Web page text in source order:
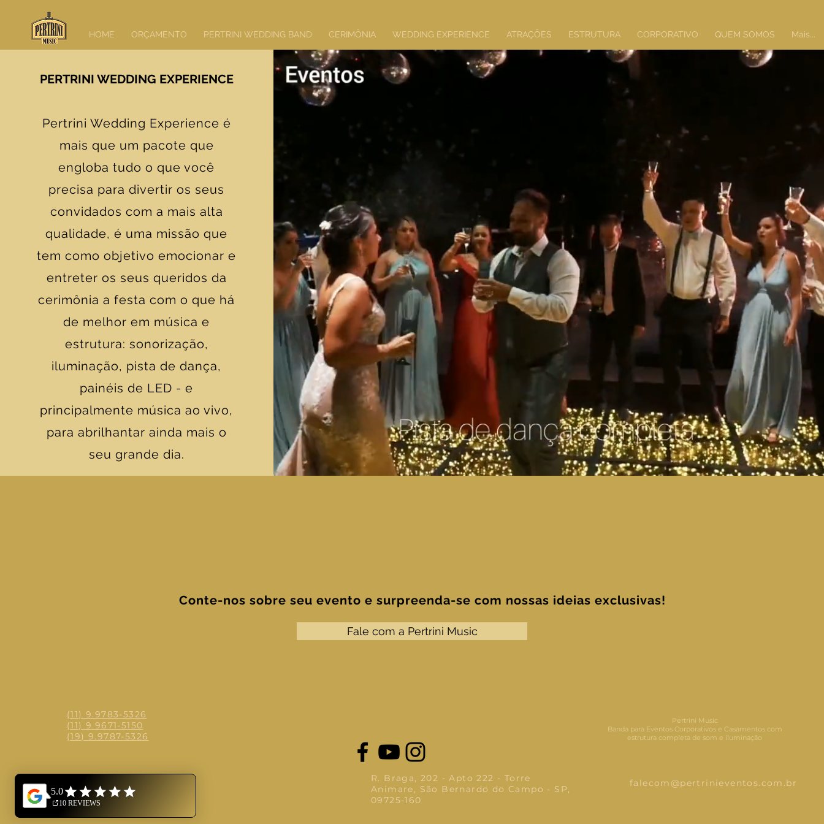
HOME ORÇAMENTO PERTRINI WEDDING BAND CERIMÔNIA WEDDING EXPERIENCE ATRAÇÕES ESTRUTURA CORPORATIVO QUEM SOMOS Mais...
PERTRINI WEDDING EXPERIENCE
Pertrini Wedding Experience é
mais que um pacote que
engloba tudo o que você
precisa para divertir os seus
convidados com a mais alta
qualidade, é uma missão que
tem como objetivo emocionar e
entreter os seus queridos da
cerimônia a festa com o que há
de melhor em música e
estrutura: sonorização,
iluminação, pista de dança,
painéis de LED - e
principalmente música ao vivo,
para abrilhantar ainda mais o
seu grande dia.
Conte-nos sobre seu evento e surpreenda-se com nossas ideias exclusivas!
Fale com a Pertrini Music
(11) 9.9783-5326
(11) 9.9671-5150
(19) 9.9787-5326
R. Braga, 202 - Apto 222 - Torre
Animare, São Bernardo do Campo - SP,
09725-160
Pertrini Music
Banda para Eventos Corporativos e Casamentos com
estrutura completa de som e iluminação
falecom@pertrinieventos.com.br